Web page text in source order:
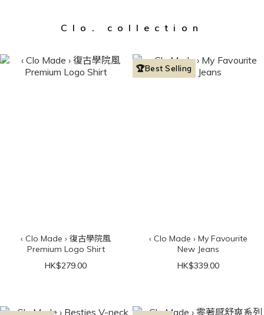
Clo. collection
‹ Clo Made › 復古學院風
Premium Logo Shirt
HK$279.00
🏆Best Selling
‹ Clo Made › My Favourite
New Jeans
HK$339.00